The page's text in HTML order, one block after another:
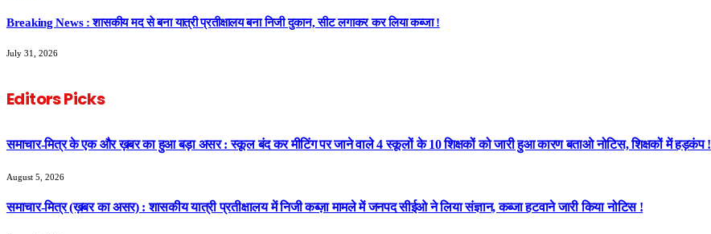
Breaking News : शासकीय मद से बना यात्री प्रतीक्षालय बना निजी दुकान, सीट लगाकर कर लिया कब्जा !
July 31, 2026
Editors Picks
समाचार-मित्र के एक और ख़बर का हुआ बड़ा असर : स्कूल बंद कर मीटिंग पर जाने वाले 4 स्कूलों के 10 शिक्षकों को जारी हुआ कारण बताओ नोटिस, शिक्षकों में हड़कंप !
August 5, 2026
समाचार-मित्र (ख़बर का असर) : शासकीय यात्री प्रतीक्षालय में निजी कब्ज़ा मामले में जनपद सीईओ ने लिया संज्ञान, कब्जा हटवाने जारी किया नोटिस !